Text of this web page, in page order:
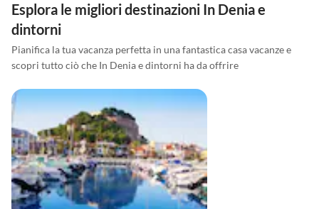
Esplora le migliori destinazioni In Denia e
dintorni
Pianifica la tua vacanza perfetta in una fantastica casa vacanze e
scopri tutto ciò che In Denia e dintorni ha da offrire